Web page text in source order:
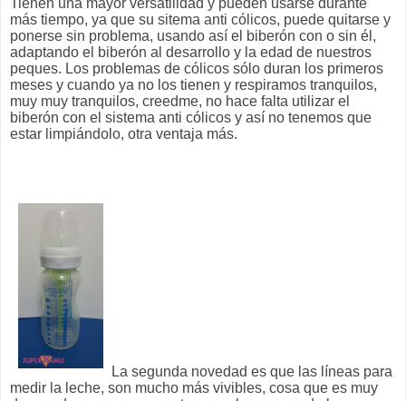
más tiempo, ya que su sitema anti cólicos, puede quitarse y
ponerse sin problema, usando así el biberón con o sin él,
adaptando el biberón al desarrollo y la edad de nuestros
peques. Los problemas de cólicos sólo duran los primeros
meses y cuando ya no los tienen y respiramos tranquilos,
muy muy tranquilos, creedme, no hace falta utilizar el
biberón con el sistema anti cólicos y así no tenemos que
estar limpiándolo, otra ventaja más.
La segunda novedad es que las líneas para
medir la leche, son mucho más vivibles, cosa que es muy